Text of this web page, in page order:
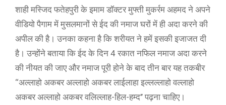
शाही मस्जिद फतेहपुरी के इमाम डॉक्टर मुफ्ती मुकर्रम अहमद ने अपने
वीडियो पैगाम में मुसलमानों से ईद की नमाज घरों में ही अदा करने की
अपील की है। उनका कहना है कि शरीयत ने हमें इसकी इजाजत दी
है। उन्होंने बताया कि ईद के दिन 4 रकात नफिल नमाज अदा करने
की नीयत की जाए और नमाज पूरी होने के बाद तीन बार यह तकबीर
‘‘अल्लाहो अकबर अल्लाहो अकबर लाईलाहा इल्लल्लाहो वल्लाहो
अकबर अल्लाहो अकबर वलिल्लाह-हिल-हम्द’’ पढ़ना चाहिए।